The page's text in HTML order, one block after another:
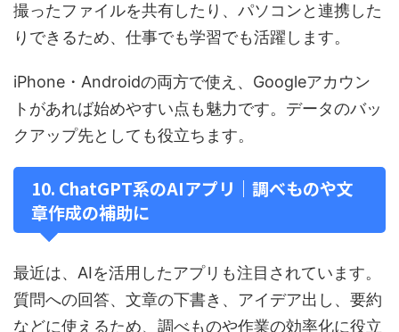
撮ったファイルを共有したり、パソコンと連携した
りできるため、仕事でも学習でも活躍します。
iPhone・Androidの両方で使え、Googleアカウン
トがあれば始めやすい点も魅力です。データのバッ
クアップ先としても役立ちます。
10. ChatGPT系のAIアプリ｜調べものや文
章作成の補助に
最近は、AIを活用したアプリも注目されています。
質問への回答、文章の下書き、アイデア出し、要約
などに使えるため、調べものや作業の効率化に役立